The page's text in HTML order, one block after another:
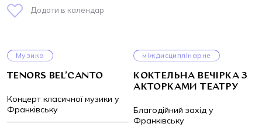
Додати в календар
Музика
TENORS BEL’CANTO
Концерт класичної музики у
Франківську
міждисциплінарне
КОКТЕЛЬНА ВЕЧІРКА З
АКТОРКАМИ ТЕАТРУ
Благодійний захід у
Франківську